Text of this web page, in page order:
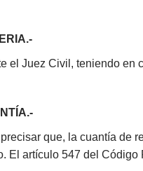
el Juez Civil, teniendo en
que, la cuantía de
El artículo 547 del